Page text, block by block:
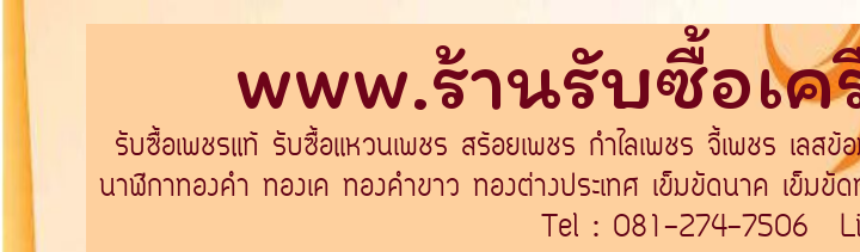
www.ร้านรับซื้อเ
รับซื้อเพชรแท้ รับซื้อแหวนเพชร สร้อยเพชร กำไลเพชร จี้เพชร เลส
นาฬิกาทองคำ ทองเค ทองคำขาว ทองต่างประเทศ เข็มขัดนาค เข็มขั
Tel : 081-274-7506